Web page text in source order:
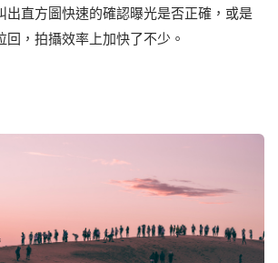
出直方圖快速的確認曝光是否正確，或是
回，拍攝效率上加快了不少。